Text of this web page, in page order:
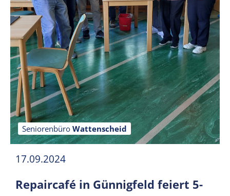
Seniorenbüro Wattenscheid
17.09.2024
Repaircafé in Günnigfeld feiert 5-